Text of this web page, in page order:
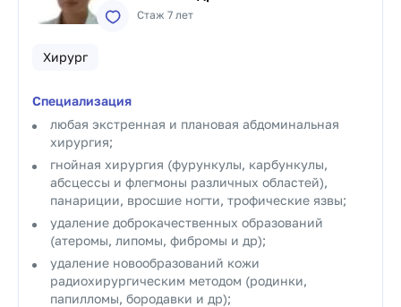
Стаж 7 лет
Хирург
Специализация
любая экстренная и плановая абдоминальная
хирургия;
гнойная хирургия (фурункулы, карбункулы,
абсцессы и флегмоны различных областей),
панариции, вросшие ногти, трофические язвы;
удаление доброкачественных образований
(атеромы, липомы, фибромы и др);
удаление новообразований кожи
радиохирургическим методом (родинки,
папилломы, бородавки и др);